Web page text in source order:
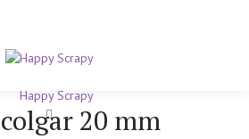
20 mm